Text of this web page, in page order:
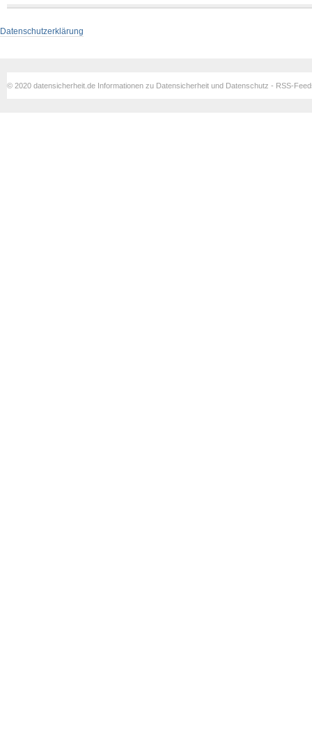
Datenschutzerklärung
© 2020 datensicherheit.de Informationen zu Datensicherheit und Datenschutz - RSS-